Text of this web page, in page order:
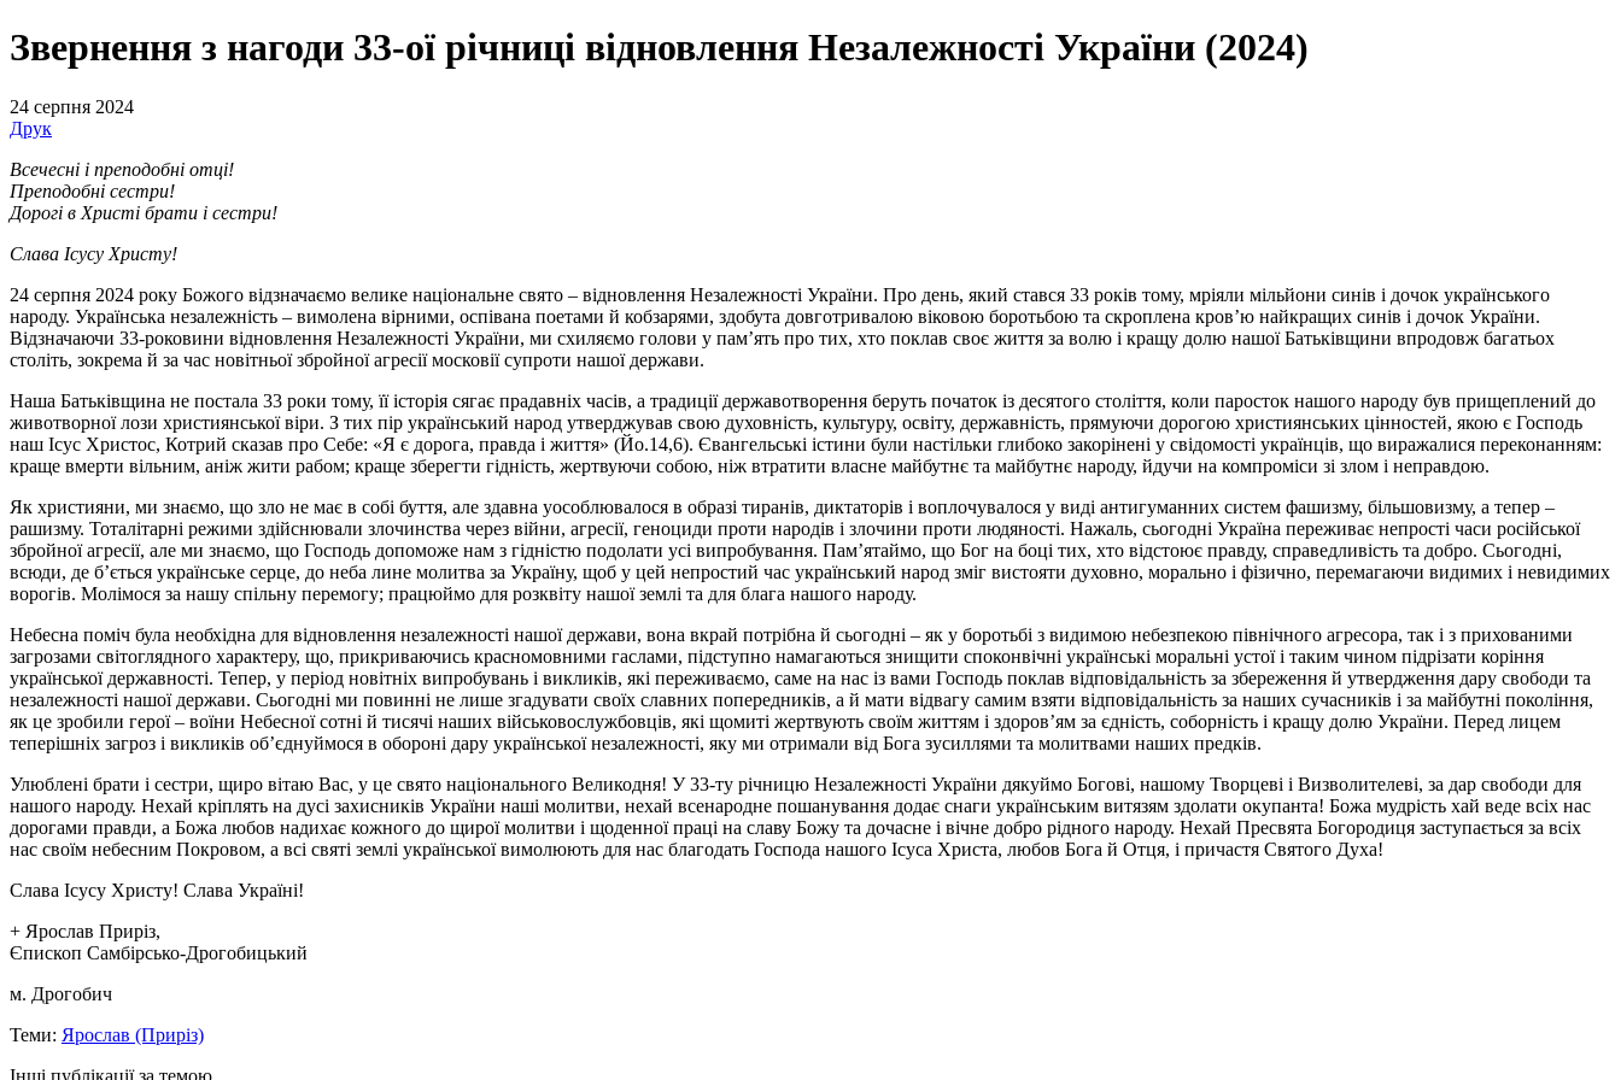
Звернення з нагоди 33-ої річниці відновлення Незалежності України (2024)
24 серпня 2024
Друк
Всечесні і преподобні отці!
Преподобні сестри!
Дорогі в Христі брати і сестри!
Слава Ісусу Христу!
24 серпня 2024 року Божого відзначаємо велике національне свято – відновлення Незалежності України. Про день, який стався 33 років тому, мріяли мільйони синів і дочок українського
народу. Українська незалежність – вимолена вірними, оспівана поетами й кобзарями, здобута довготривалою віковою боротьбою та скроплена кров’ю найкращих синів і дочок України.
Відзначаючи 33-роковини відновлення Незалежності України, ми схиляємо голови у пам’ять про тих, хто поклав своє життя за волю і кращу долю нашої Батьківщини впродовж багатьох
століть, зокрема й за час новітньої збройної агресії московії супроти нашої держави.
Наша Батьківщина не постала 33 роки тому, її історія сягає прадавніх часів, а традиції державотворення беруть початок із десятого століття, коли паросток нашого народу був прищеплений до
животворної лози християнської віри. З тих пір український народ утверджував свою духовність, культуру, освіту, державність, прямуючи дорогою християнських цінностей, якою є Господь
наш Ісус Христос, Котрий сказав про Себе: «Я є дорога, правда і життя» (Йо.14,6). Євангельські істини були настільки глибоко закорінені у свідомості українців, що виражалися переконанням:
краще вмерти вільним, аніж жити рабом; краще зберегти гідність, жертвуючи собою, ніж втратити власне майбутнє та майбутнє народу, йдучи на компроміси зі злом і неправдою.
Як християни, ми знаємо, що зло не має в собі буття, але здавна уособлювалося в образі тиранів, диктаторів і воплочувалося у виді антигуманних систем фашизму, більшовизму, а тепер –
рашизму. Тоталітарні режими здійснювали злочинства через війни, агресії, геноциди проти народів і злочини проти людяності. Нажаль, сьогодні Україна переживає непрості часи російської
збройної агресії, але ми знаємо, що Господь допоможе нам з гідністю подолати усі випробування. Пам’ятаймо, що Бог на боці тих, хто відстоює правду, справедливість та добро. Сьогодні,
всюди, де б’ється українське серце, до неба лине молитва за Україну, щоб у цей непростий час український народ зміг вистояти духовно, морально і фізично, перемагаючи видимих і невидимих
ворогів. Молімося за нашу спільну перемогу; працюймо для розквіту нашої землі та для блага нашого народу.
Небесна поміч була необхідна для відновлення незалежності нашої держави, вона вкрай потрібна й сьогодні – як у боротьбі з видимою небезпекою північного агресора, так і з прихованими
загрозами світоглядного характеру, що, прикриваючись красномовними гаслами, підступно намагаються знищити споконвічні українські моральні устої і таким чином підрізати коріння
української державності. Тепер, у період новітніх випробувань і викликів, які переживаємо, саме на нас із вами Господь поклав відповідальність за збереження й утвердження дару свободи та
незалежності нашої держави. Сьогодні ми повинні не лише згадувати своїх славних попередників, а й мати відвагу самим взяти відповідальність за наших сучасників і за майбутні покоління,
як це зробили герої – воїни Небесної сотні й тисячі наших військовослужбовців, які щомиті жертвують своїм життям і здоров’ям за єдність, соборність і кращу долю України. Перед лицем
теперішніх загроз і викликів об’єднуймося в обороні дару української незалежності, яку ми отримали від Бога зусиллями та молитвами наших предків.
Улюблені брати і сестри, щиро вітаю Вас, у це свято національного Великодня! У 33-ту річницю Незалежності України дякуймо Богові, нашому Творцеві і Визволителеві, за дар свободи для
нашого народу. Нехай кріплять на дусі захисників України наші молитви, нехай всенародне пошанування додає снаги українським витязям здолати окупанта! Божа мудрість хай веде всіх нас
дорогами правди, а Божа любов надихає кожного до щирої молитви і щоденної праці на славу Божу та дочасне і вічне добро рідного народу. Нехай Пресвята Богородиця заступається за всіх
нас своїм небесним Покровом, а всі святі землі української вимолюють для нас благодать Господа нашого Ісуса Христа, любов Бога й Отця, і причастя Святого Духа!
Слава Ісусу Христу! Слава Україні!
+ Ярослав Приріз,
Єпископ Самбірсько-Дрогобицький
м. Дрогобич
Теми: Ярослав (Приріз)
Інші публікації за темою